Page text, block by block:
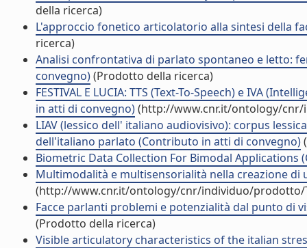
della ricerca)
L'approccio fonetico articolatorio alla sintesi della
ricerca)
Analisi confrontativa di parlato spontaneo e letto:
convegno)(Prodotto della ricerca)
FESTIVAL E LUCIA: TTS (Text-To-Speech) e IVA
in atti di convegno)(http://www.cnr.it/ontology/
LIAV (lessico dell' italiano audiovisivo): corpus
dell'italiano parlato (Contributo in atti di convegno)
Biometric Data Collection For Bimodal
Multimodalità e multisensorialità nella creazione
(http://www.cnr.it/ontology/cnr/individuo/prodotto/
Facce parlanti problemi e potenzialità dal punto di
(Prodotto della ricerca)
Visible articulatory characteristics of the italian